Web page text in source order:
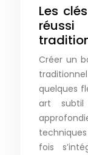
Les
Créer un
quelques
art subtil
fois